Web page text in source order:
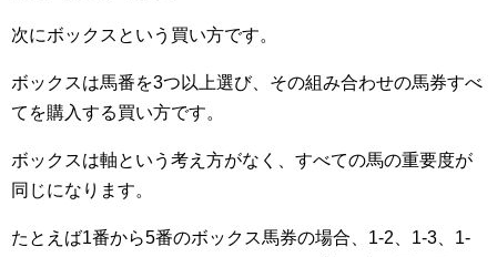
次にボックスという買い方です。
ボックスは馬番を3つ以上選び、その組み合わせの馬券すべ
てを購入する買い方です。
ボックスは軸という考え方がなく、すべての馬の重要度が
同じになります。
たとえば1番から5番のボックス馬券の場合、1-2、1-3、1-